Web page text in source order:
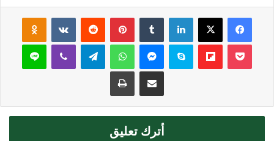
فيسبوك‫X لينكدإن بينتيريست
‫Pocket
Flipboardسكايبماسنجرواتسابتيلقرام ڤايبر لاين
مشاركة عبر البريد طباعة
أترك تعليق